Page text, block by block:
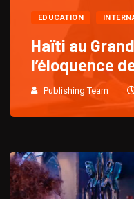
EDUCATION
Haïti au
l’éloquence
Publishing Team